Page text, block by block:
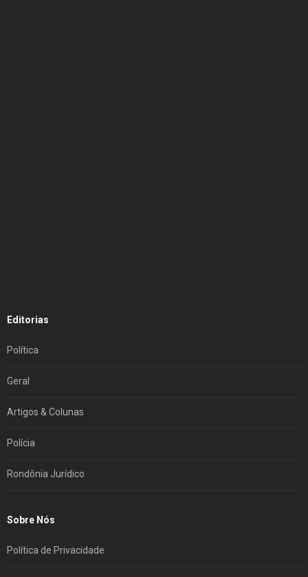
Editorias
Política
Geral
Artigos & Colunas
Polícia
Rondônia Jurídico
Sobre Nós
Política de Privacidade